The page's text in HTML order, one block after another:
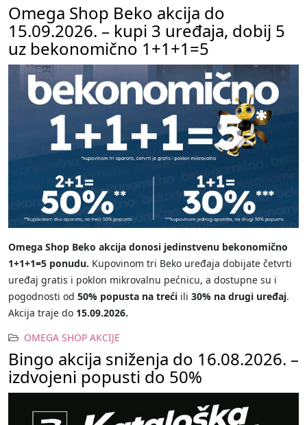
Omega Shop Beko akcija do
15.09.2026. – kupi 3 uređaja, dobij 5
uz bekonomično 1+1+1=5
Omega Shop Beko akcija donosi jedinstvenu bekonomično
1+1+1=5 ponudu. Kupovinom tri Beko uređaja dobijate četvrti
uređaj gratis i poklon mikrovalnu pećnicu, a dostupne su i
pogodnosti od 50% popusta na treći ili 30% na drugi uređaj.
Akcija traje do 15.09.2026.
OMEGA SHOP AKCIJE
Bingo akcija sniženja do 16.08.2026. –
izdvojeni popusti do 50%